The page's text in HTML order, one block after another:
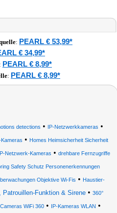
: PEARL € 53,99*
€ 34,99*
: PEARL € 8,99*
: PEARL € 8,99*
detections • IP-Netzwerkkameras •
• Homes Heimsicherheit Sicherheit
Netzwerk-Kameras • drehbare Fernzugriffe
Safety Schutz Personenerkennungen
Objektive Wi-Fis • Haustier-
Funktion & Sirene• 360°
Cameras WiFi 360 • IP-Kameras WLAN •